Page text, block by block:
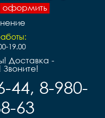
оформить
19.00
Доставка -
44, 8-980-
63